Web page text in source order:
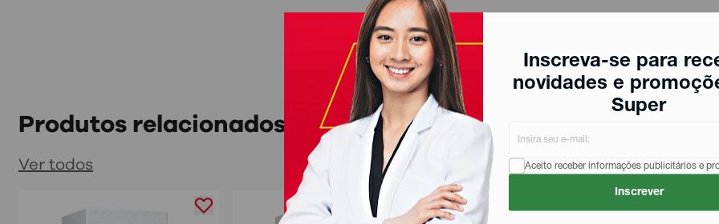
Inscreva-se para
novidades e
Super
Aceito receber informações publicitários e
Inscrever
Produtos relacionados
Ver todos